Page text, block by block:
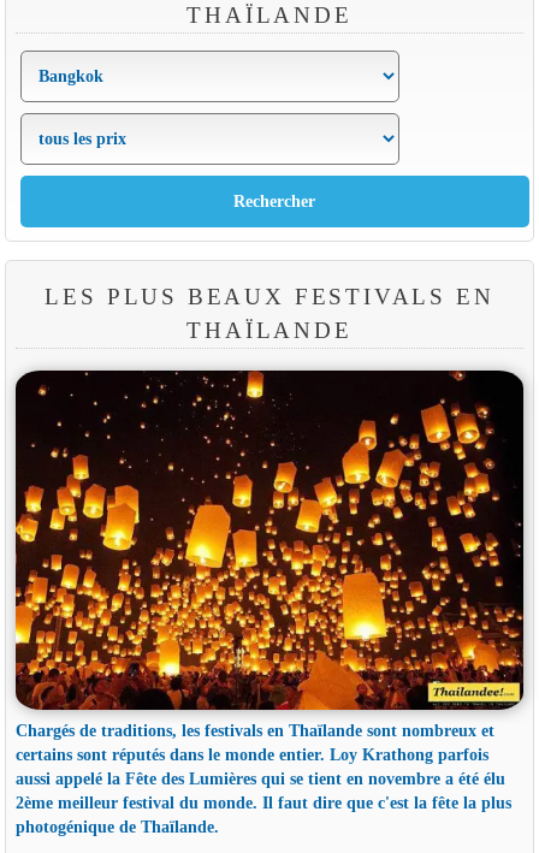
THAÏLANDE
LES PLUS BEAUX FESTIVALS EN
THAÏLANDE
Chargés de traditions, les festivals en Thaïlande sont nombreux et
certains sont réputés dans le monde entier. Loy Krathong parfois
aussi appelé la Fête des Lumières qui se tient en novembre a été élu
2ème meilleur festival du monde. Il faut dire que c'est la fête la plus
photogénique de Thaïlande.